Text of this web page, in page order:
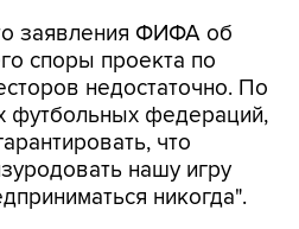
заявления ФИФА об
споры проекта по
недостаточно. По
футбольных федераций,
что
нашу игру
никогда".